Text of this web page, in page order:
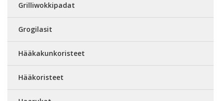
Grilliwokkipadat
Grogilasit
Hääkakunkoristeet
Hääkoristeet